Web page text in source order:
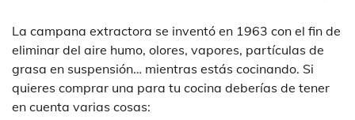
La campana extractora se inventó en 1963 con el fin de
eliminar del aire humo, olores, vapores, partículas de
grasa en suspensión… mientras estás cocinando. Si
quieres comprar una para tu cocina deberías de tener
en cuenta varias cosas: